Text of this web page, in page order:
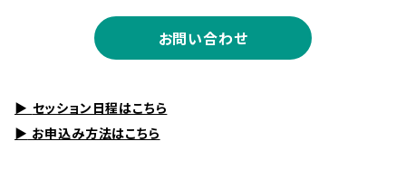
お問い合わせ
▶ セッション日程はこちら
▶ お申込み方法はこちら